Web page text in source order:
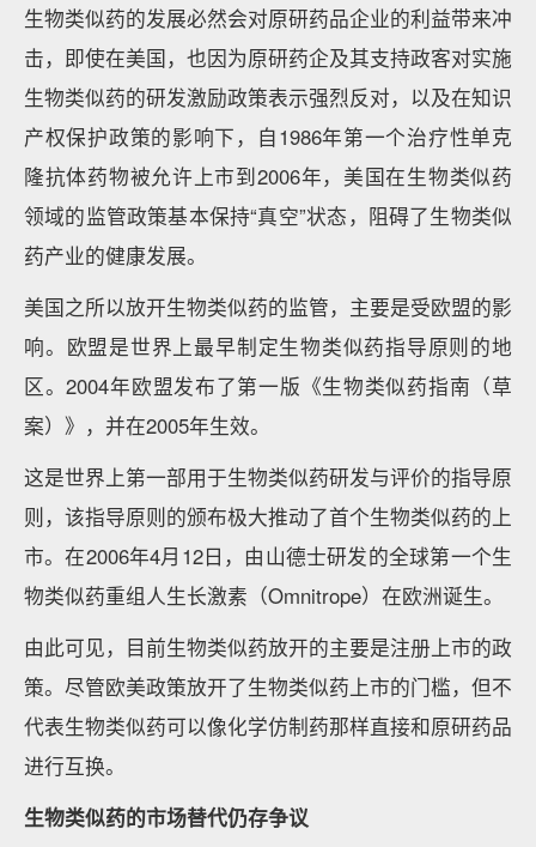
生物类似药的发展必然会对原研药品企业的利益带来冲
击，即使在美国，也因为原研药企及其支持政客对实施
生物类似药的研发激励政策表示强烈反对，以及在知识
产权保护政策的影响下，自1986年第一个治疗性单克
隆抗体药物被允许上市到2006年，美国在生物类似药
领域的监管政策基本保持“真空”状态，阻碍了生物类似
药产业的健康发展。
美国之所以放开生物类似药的监管，主要是受欧盟的影
响。欧盟是世界上最早制定生物类似药指导原则的地
区。2004年欧盟发布了第一版《生物类似药指南（草
案）》，并在2005年生效。
这是世界上第一部用于生物类似药研发与评价的指导原
则，该指导原则的颁布极大推动了首个生物类似药的上
市。在2006年4月12日，由山德士研发的全球第一个生
物类似药重组人生长激素（Omnitrope）在欧洲诞生。
由此可见，目前生物类似药放开的主要是注册上市的政
策。尽管欧美政策放开了生物类似药上市的门槛，但不
代表生物类似药可以像化学仿制药那样直接和原研药品
进行互换。
生物类似药的市场替代仍存争议